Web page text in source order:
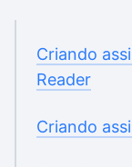
Criando
Reader
Criando